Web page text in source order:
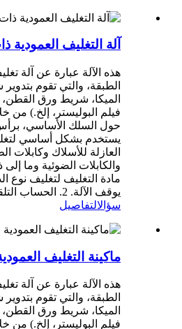
آلة التغليف العمودية
هذه الآلة عبارة عن آلة
الطبقة، والتي تقوم
الميكا، شريط ورق القطن،
فيلم البوليستر، إلخ.) من
حول السلك الأساسي،
يستخدم بشكل أساسي
العازلة للأسلاك وكابلات
مادة التغليف لتغليف نوع
يوقف الآلة. 2. الحساب التلقائي والتتبع...
سؤالالتفاصيل
ماكينة التغليف
هذه الآلة عبارة عن آلة
الطبقة، والتي تقوم
الميكا، شريط ورق القطن،
فيلم البوليستر، إلخ.) من